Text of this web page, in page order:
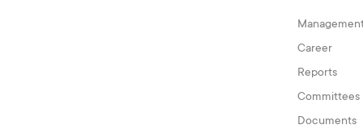
Career
Reports
Committees
Documents